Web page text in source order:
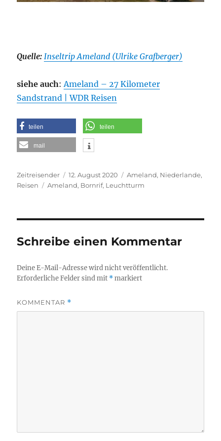
Quelle: Inseltrip Ameland (Ulrike Grafberger)
siehe auch: Ameland – 27 Kilometer
Sandstrand | WDR Reisen
teilen teilen
mail
Autor
Zeitreisender
Veröffentlicht
am
12. August 2020 Kategorien
Ameland, Niederlande,
Reisen
Schlagwörter
Ameland, Bornrif, Leuchtturm
Schreibe einen Kommentar
Deine E-Mail-Adresse wird nicht veröffentlicht.
Erforderliche Felder sind mit *markiert
KOMMENTAR *